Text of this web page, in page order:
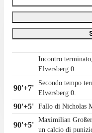
Incontro
Elversberg 0.
90'+7'
Secondo tempo
Elversberg 0.
90'+5' Fallo di Nicholas
90'+5'
Maximilian
un calcio di